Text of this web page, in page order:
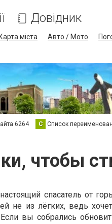
Довідник
Карта міста Авто / Мото
6264 С Список
чтобы
спасатель от
не из лёгких, ведь
Если вы собрались